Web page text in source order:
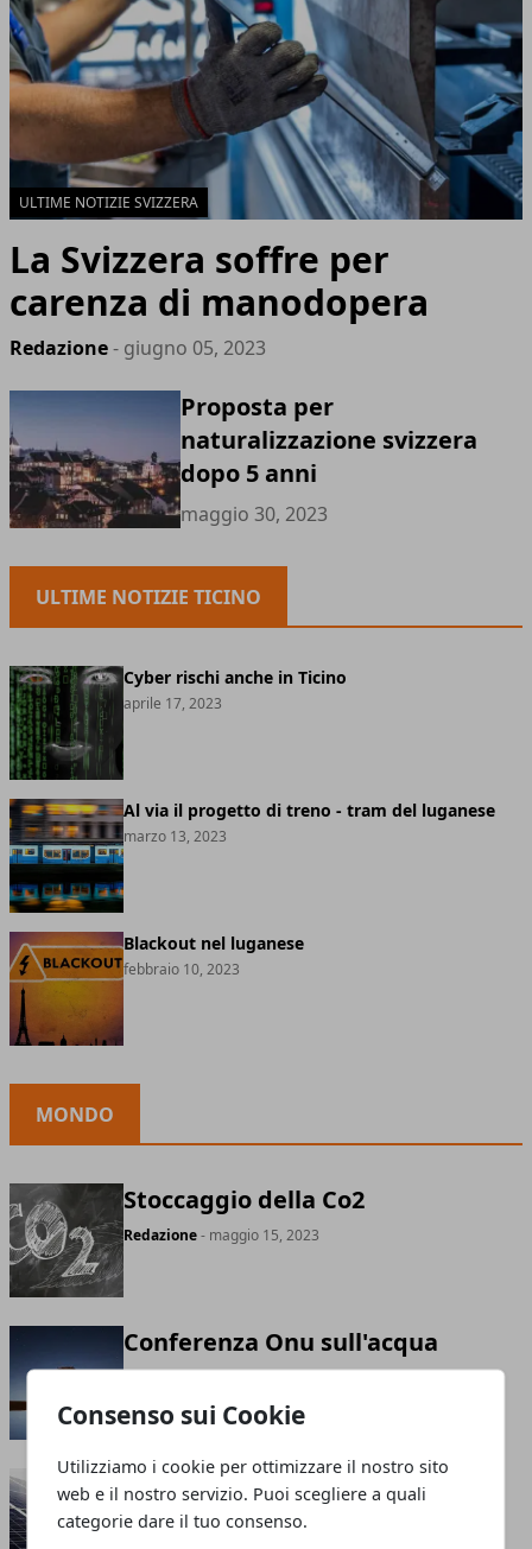
Consenso sui Cookie
Utilizziamo i cookie per ottimizzare il nostro sito
web e il nostro servizio. Puoi scegliere a quali
categorie dare il tuo consenso.
ULTIME NOTIZIE SVIZZERA
La Svizzera soffre per
carenza di manodopera
Redazione- giugno 05, 2023
Proposta per
naturalizzazione svizzera
dopo 5 anni
maggio 30, 2023
ULTIME NOTIZIE TICINO
Cyber rischi anche in Ticino
aprile 17, 2023
Al via il progetto di treno - tram del luganese
marzo 13, 2023
Blackout nel luganese
febbraio 10, 2023
MONDO
Stoccaggio della Co2
Redazione- maggio 15, 2023
Conferenza Onu sull'acqua
Crescita della popolazione ed
emissioni di Co2 non vanno di